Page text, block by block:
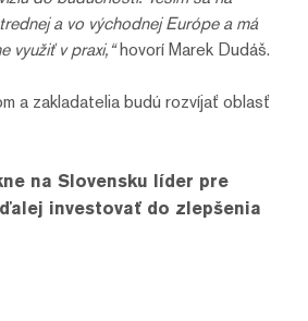
a vo východnej Európe a má
využiť v praxi,“hovorí Marek Dudáš.
a zakladatelia budú rozvíjať oblasť
na Slovensku líder pre
investovať do zlepšenia